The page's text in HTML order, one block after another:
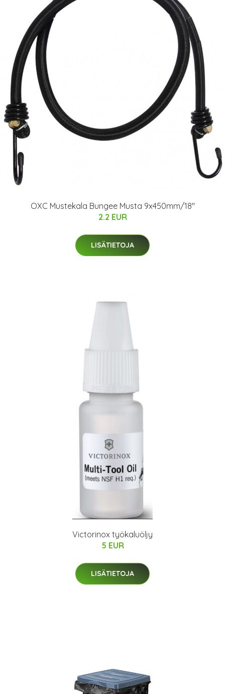
OXC Mustekala Bungee Musta 9x450mm/18"
2.2 EUR
LISÄTIETOJA
Victorinox työkaluöljy
5 EUR
LISÄTIETOJA